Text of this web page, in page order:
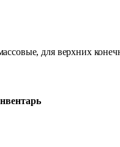
для верхних